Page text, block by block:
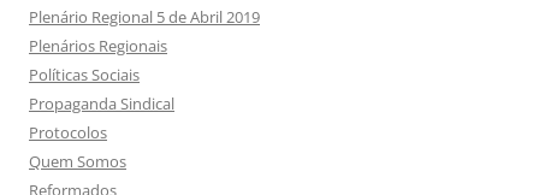
Plenário Regional 5 de Abril 2019
Plenários Regionais
Políticas Sociais
Propaganda Sindical
Protocolos
Quem Somos
Reformados